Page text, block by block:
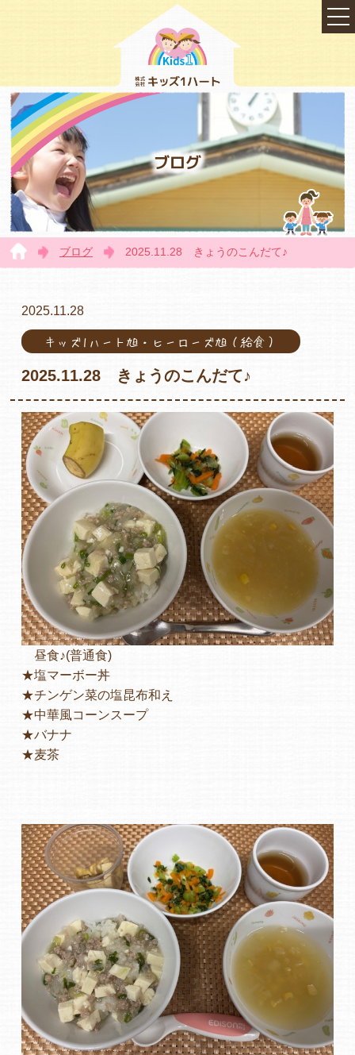
会社概要
各保育園のご紹介
入園・見学の問い合わせ
在園児保護者の方へ
ヒーローズきっず園田
ヒーローズにしのみや保育園
ヒーローズ旭保育園
キッズ１ハート旭保育所
園の様子
お知らせ
ブログ
ブログ 2025.11.28 きょうのこんだて♪
2025.11.28
キッズ1ハート旭・ヒーローズ旭（給食）
2025.11.28 きょうのこんだて♪
昼食♪(普通食)
★塩マーボー丼
★チンゲン菜の塩昆布和え
★中華風コーンスープ
★バナナ
★麦茶